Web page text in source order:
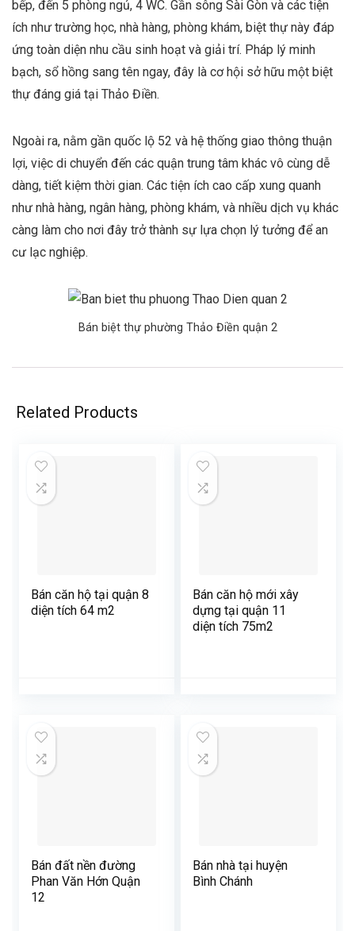
bếp, đến 5 phòng ngủ, 4 WC. Gần sông Sài Gòn và các tiện
ích như trường học, nhà hàng, phòng khám, biệt thự này đáp
ứng toàn diện nhu cầu sinh hoạt và giải trí. Pháp lý minh
bạch, sổ hồng sang tên ngay, đây là cơ hội sở hữu một biệt
thự đáng giá tại Thảo Điền.
Ngoài ra, nằm gần quốc lộ 52 và hệ thống giao thông thuận
lợi, việc di chuyển đến các quận trung tâm khác vô cùng dễ
dàng, tiết kiệm thời gian. Các tiện ích cao cấp xung quanh
như nhà hàng, ngân hàng, phòng khám, và nhiều dịch vụ khác
càng làm cho nơi đây trở thành sự lựa chọn lý tưởng để an
cư lạc nghiệp.
Bán biệt thự phường Thảo Điền quận 2
Related Products
Bán căn hộ tại quận 8
diện tích 64 m2
Bán căn hộ mới xây
dựng tại quận 11
diện tích 75m2
Bán đất nền đường
Phan Văn Hớn Quận
12
Bán nhà tại huyện
Bình Chánh